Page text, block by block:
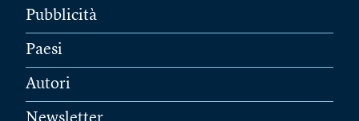
Pubblicità
Paesi
Autori